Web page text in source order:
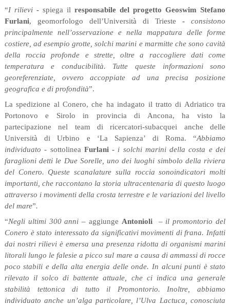
“I rilievi - spiega ilresponsabile del progetto Geoswim Stefano
Furlani, geomorfologo dell’Università di Trieste-consistono
principalmente nell’osservazione e nella mappatura delle forme
costiere, ad esempio grotte, solchi marini e marmitte che sono cavità
della roccia
profonde e strette, oltre a raccogliere dati come
temperatura e conducibilità. Tutte queste informazioni sono
georeferenziate, ovvero accoppiate ad una precisa posizione
geografica e di profondità”.
La spedizione al Conero, che ha indagato il tratto di Adriatico tra
Portonovo e Sirolo in provincia di Ancona, ha visto la
partecipazione nel team di ricercatori-subacquei anche delle
Università di Urbino e ‘La Sapienza’ di Roma. “Abbiamo
individuato - sottolinea Furlani - i solchi marini della costa e dei
faraglioni detti le Due Sorelle, uno dei luoghi simbolo della riviera
del Conero. Queste scanalature sulla roccia sonoindicatori molti
importanti, che raccontano la storia ultracentenaria di questo luogo
attraverso i movimenti della crosta terrestre e le variazioni del livello
del mare”.
“Negli ultimi 300 anni– aggiunge Antonioli–il promontorio del
Conero è stato interessato da significativi movimenti di frana. Infatti
dai nostri rilievi è emersa una presenza ridotta di organismi marini
litorali lungo le falesie a picco sul mare a causa di ammassi di rocce
poco stabili e della alta energia delle onde. In alcuni punti è stato
rilevato il solco di battente attuale, che ci indica una generale
stabilità tettonica di tutto il Promontorio. Inoltre, abbiamo
individuato anche un’alga particolare, l’Ulva Lactuca, conosciuta